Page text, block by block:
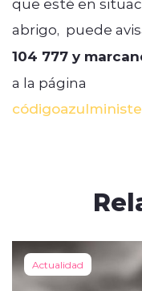
abrigo, puede
104 777 y
a la página
códigoazul
Actualidad